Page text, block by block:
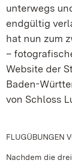
unterwegs
endgültig
hat nun zum
–
Website der
Baden-
von Schloss
FLUGÜBUNGEN
Nachdem die